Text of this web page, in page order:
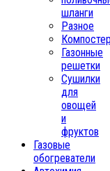
шланги
Разное
Газонные
решетки
Сушилки
для
овощей
и
фруктов
Газовые
обогреватели